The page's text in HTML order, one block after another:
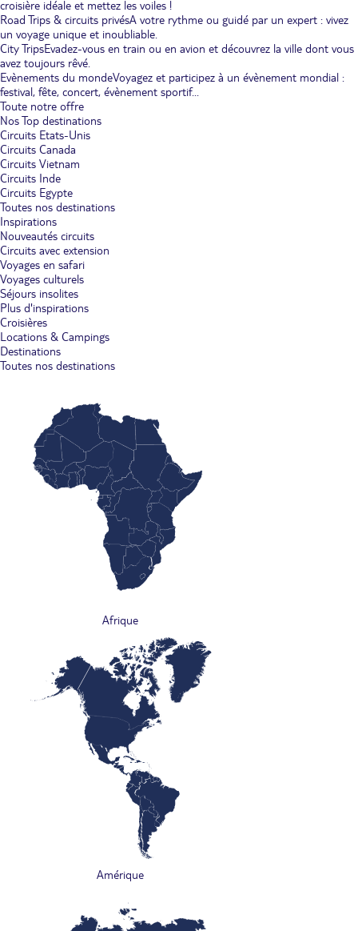
croisière idéale et mettez les voiles !
Road Trips & circuits privésA votre rythme ou guidé par un expert : vivez
un voyage unique et inoubliable.
City TripsEvadez-vous en train ou en avion et découvrez la ville dont vous
avez toujours rêvé.
Evènements du mondeVoyagez et participez à un évènement mondial :
festival, fête, concert, évènement sportif...
Toute notre offre
Nos Top destinations
Circuits Etats-Unis
Circuits Canada
Circuits Vietnam
Circuits Inde
Circuits Egypte
Toutes nos destinations
Inspirations
Nouveautés circuits
Circuits avec extension
Voyages en safari
Voyages culturels
Séjours insolites
Plus d'inspirations
Croisières
Locations & Campings
Destinations
Toutes nos destinations
Afrique
Amérique